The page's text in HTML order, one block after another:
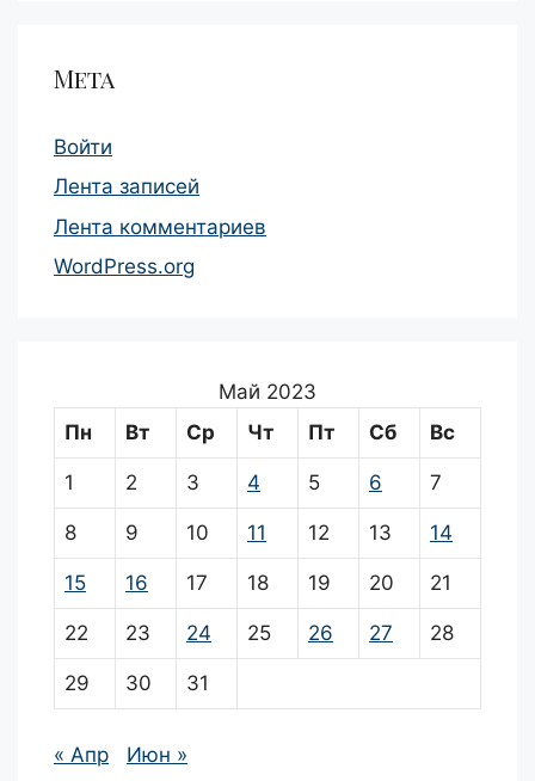
Мета
Войти
Лента записей
Лента комментариев
WordPress.org
Май 2023
Пн
Вт Ср Чт Пт Сб Вс
1 2 3 4 5 6 7
8 9 10 11 12 13 14
15 16 17 18 19 20 21
22 23 24 25 26 27 28
29 30 31
« Апр Июн »